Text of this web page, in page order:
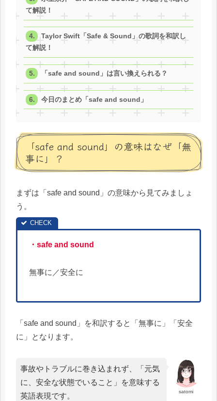
て解説！
Taylor Swift「Safe & Sound」の歌詞を和訳し
て解説！
「safe and sound」は言い換えられる？
今日のまとめ「safe and sound」
「safe and sound」の意味はなぜ「無
事に」？
まずは「safe and sound」の意味から見てみましょ
う。
・safe and sound
無事に／安全に
「safe and sound」を和訳すると「無事に」「安全
に」となります。
satomi
事故やトラブルに巻き込まれず、「元気
に、安全な状態でいること」を意味する
英語表現です。